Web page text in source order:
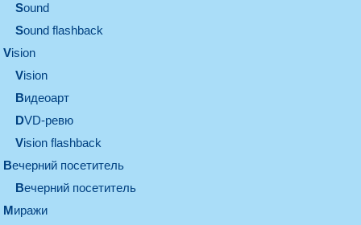
sound
Sound flashback
vision
vision
видеоарт
DVD-ревю
Vision flashback
вечерний посетитель
вечерний посетитель
миражи